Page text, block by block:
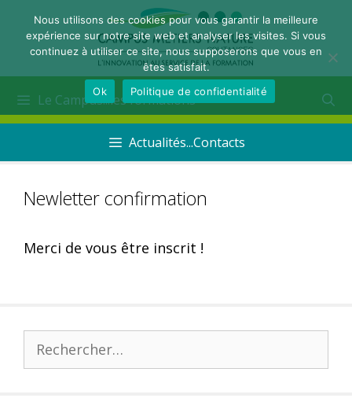
Le Campus...les formations
Actualités...Contacts
Newletter confirmation
Merci de vous être inscrit !
Nous utilisons des cookies pour vous garantir la meilleure
expérience sur notre site web et analyser les visites. Si vous
continuez à utiliser ce site, nous supposerons que vous en
êtes satisfait.
Ok
Politique de confidentialité